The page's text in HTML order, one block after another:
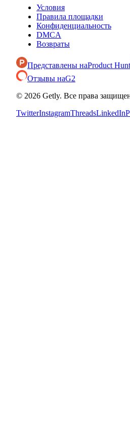
Условия
Правила площадки
Конфиденциальность
DMCA
Возвраты
Представлены наProduct Hunt
Отзывы наG2
© 2026 Getly. Все права
TwitterInstagramThreadsLinkedIn